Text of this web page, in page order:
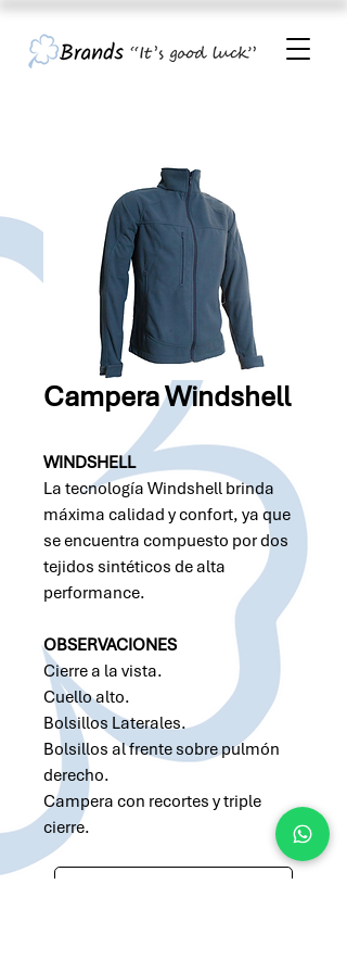
Campera Windshell
WINDSHELL
La tecnología Windshell brinda
máxima calidad y confort, ya que
se encuentra compuesto por dos
tejidos sintéticos de alta
performance.
OBSERVACIONES
Cierre a la vista.
Cuello alto.
Bolsillos Laterales.
Bolsillos al frente sobre pulmón
derecho.
Campera con recortes y triple
cierre.